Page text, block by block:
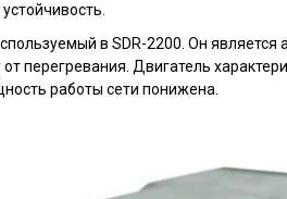
в SDR-2200. Он
перегревания. Двигатель
работы сети понижена.